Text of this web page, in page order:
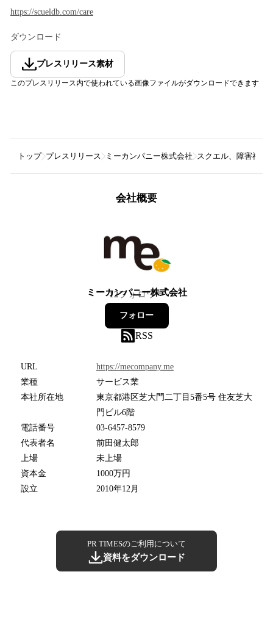
https://scueldb.com/care
ダウンロード
プレスリリース素材
このプレスリリース内で使われている画像ファイルがダウンロードできます
トップ プレスリリース ミーカンパニー株式会社 スクエル、障害福祉
会社概要
ミーカンパニー株式会社
12フォロワー
フォロー
RSS
URL
https://mecompany.me
業種
サービス業
本社所在地
東京都港区芝大門二丁目5番5号 住友芝大
門ビル6階
電話番号
03-6457-8579
代表者名
前田健太郎
上場
未上場
資本金
1000万円
設立
2010年12月
PR TIMESのご利用について
資料をダウンロード